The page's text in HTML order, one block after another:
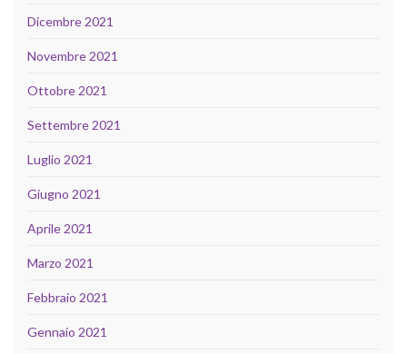
Dicembre 2021
Novembre 2021
Ottobre 2021
Settembre 2021
Luglio 2021
Giugno 2021
Aprile 2021
Marzo 2021
Febbraio 2021
Gennaio 2021